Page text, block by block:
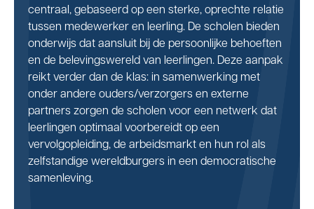
centraal, gebaseerd op een sterke, oprechte relatie
tussen medewerker en leerling. De scholen bieden
onderwijs dat aansluit bij de persoonlijke behoeften
en de belevingswereld van leerlingen. Deze aanpak
reikt verder dan de klas: in samenwerking met
onder andere ouders/verzorgers en externe
partners zorgen de scholen voor een netwerk dat
leerlingen optimaal voorbereidt op een
vervolgopleiding, de arbeidsmarkt en hun rol als
zelfstandige wereldburgers in een democratische
samenleving.
Wereldburgerschap is een belangrijk onderdeel van
het onderwijs van VO Veghel. De scholen
stimuleren hun leerlingen om kritisch na te denken
over hun rol in de samenleving. Dit wordt gedaan
door leerlingen ervaringen op te laten doen in een
betekenisvolle omgeving en daarbij samen te
werken met externe partners. Dit draagt bij aan de
zelfstandigheid en betrokkenheid van leerlingen in
een pluriforme samenleving.
De kwaliteit van het onderwijs staat voorop. VO
Veghel borgt en verbetert de onderwijskwaliteit
door middel van gestandaardiseerde processen en
collectieve samenwerking. Professionaliteit en
eigenaarschap zijn essentieel binnen VO Veghel;
van alle medewerkers wordt verwacht dat zij
verantwoordelijkheid nemen voor hun eigen
ontwikkeling en dat zij actief kennis delen. Zo blijven
alle medewerkers en leerlingen gezamenlijk
groeien en inspelen op de veranderingen binnen
het onderwijs en de maatschappij.